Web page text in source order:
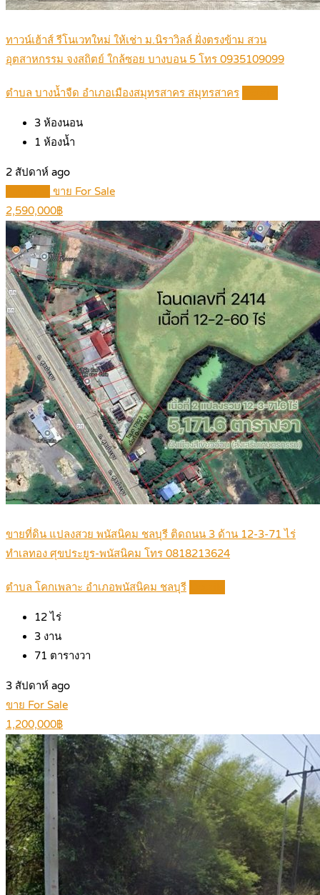
ทาวน์เฮ้าส์ รีโนเวทใหม่ ให้เช่า ม.นิราวิลล์ ฝั่งตรงข้าม สวน
อุตสาหกรรม จงสถิตย์ ใกล้ซอย บางบอน 5 โทร 0935109099
ตำบล บางน้ำจืด อำเภอเมืองสมุทรสาคร สมุทรสาคร
3 ห้องนอน
1 ห้องน้ำ
2 สัปดาห์ ago
ขาย For Sale
2,590,000฿
ขายที่ดิน แปลงสวย พนัสนิคม ชลบุรี ติดถนน 3 ด้าน 12-3-71 ไร่
ทำเลทอง ศุขประยูร-พนัสนิคม โทร 0818213624
ตำบล โคกเพลาะ อำเภอพนัสนิคม ชลบุรี
12ไร่
3 งาน
71 ตารางวา
3 สัปดาห์ ago
ขาย For Sale
1,200,000฿